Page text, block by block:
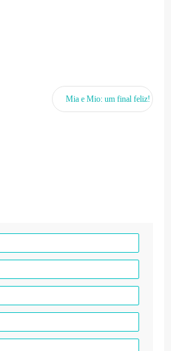
Mia e Mio: um final feliz!